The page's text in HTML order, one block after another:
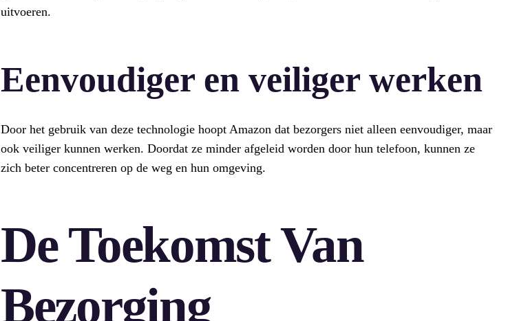
uitvoeren.
Eenvoudiger en veiliger werken
Door het gebruik van deze technologie hoopt Amazon dat bezorgers niet alleen eenvoudiger, maar
ook veiliger kunnen werken. Doordat ze minder afgeleid worden door hun telefoon, kunnen ze
zich beter concentreren op de weg en hun omgeving.
De Toekomst Van
Bezorging